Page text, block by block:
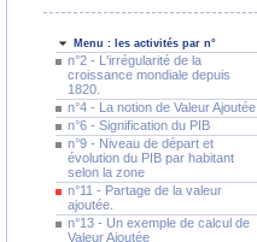
Menu : les activités par n°
n°2 - L'irrégularité de la
croissance mondiale depuis
1820.
n°4 - La notion de Valeur Ajoutée
n°6 - Signification du PIB
n°9 - Niveau de départ et
évolution du PIB par habitant
selon la zone
n°11 - Partage de la valeur
ajoutée.
n°13 - Un exemple de calcul de
Valeur Ajoutée